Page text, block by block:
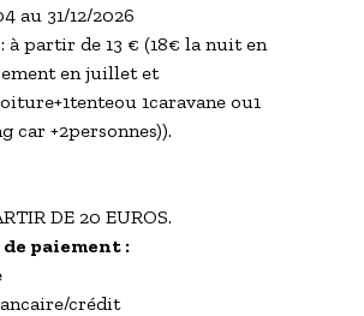
au 31/12/2026
à partir de 13 € (18€ la nuit en
en juillet et
1caravane ou1
car +2personnes)).
DE 20 EUROS.
de paiement :
crédit